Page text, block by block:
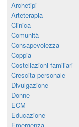
Archetipi
Arteterapia
Clinica
Comunità
Consapevolezza
Coppia
Costellazioni familiari
Crescita personale
Divulgazione
Donne
ECM
Educazione
Emergenza